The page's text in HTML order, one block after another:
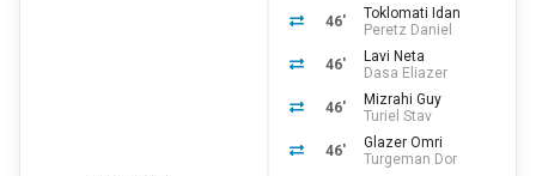
46'
Toklomati Idan
Peretz Daniel
46'
Lavi Neta
Dasa Eliazer
46'
Mizrahi Guy
Turiel Stav
46'
Glazer Omri
Turgeman Dor